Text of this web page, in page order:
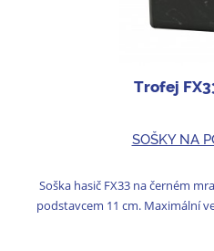
Trofej
SOŠKY NA
Soška hasič FX33 na černém
podstavcem 11 cm. Maximální